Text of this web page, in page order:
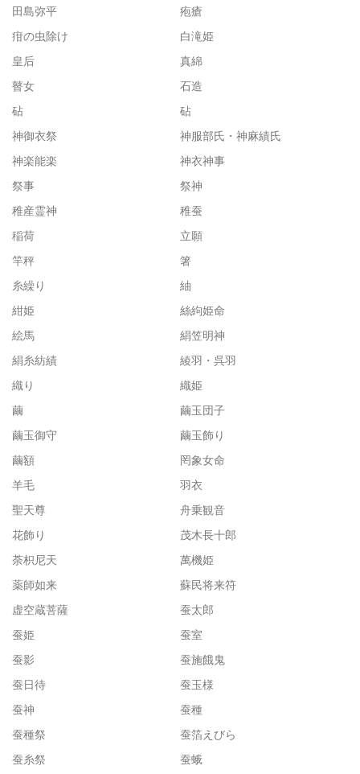
田島弥平
疱瘡
疳の虫除け
白滝姫
皇后
真綿
瞽女
石造
砧
砧
神御衣祭
神服部氏・神麻績氏
神楽能楽
神衣神事
祭事
祭神
稚産霊神
稚蚕
稲荷
立願
竿秤
箸
糸繰り
紬
紺姫
絲絇姫命
絵馬
絹笠明神
絹糸紡績
綾羽・呉羽
織り
織姫
繭
繭玉団子
繭玉御守
繭玉飾り
繭額
罔象女命
羊毛
羽衣
聖天尊
舟乗観音
花飾り
茂木長十郎
荼枳尼天
萬機姫
薬師如来
蘇民将来符
虚空蔵菩薩
蚕太郎
蚕姫
蚕室
蚕影
蚕施餓鬼
蚕日待
蚕玉様
蚕神
蚕種
蚕種祭
蚕箔えびら
蚕糸祭
蚕蛾